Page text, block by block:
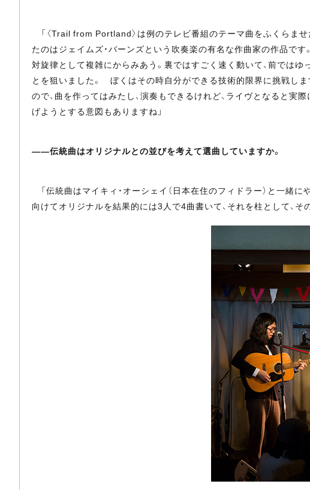
「〈Trail from Portland〉は例のテレビ番組のテーマ曲をふくらま
たのはジェイムズ・バーンズという吹奏楽の有名な作曲家の作品で
対旋律として複雑にからみあう。裏ではすごく速く動いて、前では
とを狙いました。 ぼくはその時自分ができる技術的限界に挑戦し
ので、曲を作ってはみたし、演奏もできるけれど、ライヴとなると
げようとする意図もありますね」
――伝統曲はオリジナルとの並びを考えて選曲していますか。
「伝統曲はマイキィ・オーシェイ（日本在住のフィドラー）と一緒
向けてオリジナルを結果的には3人で4曲書いて、それを柱として、